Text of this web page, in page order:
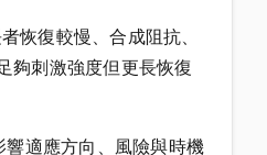
恢復較慢、合成阻抗、
夠刺激強度但更長恢復
響適應方向、風險與時機